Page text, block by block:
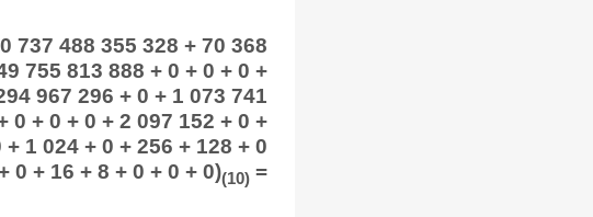
737 488 355 328 + 70 368
755 813 888 + 0 + 0 + 0 +
967 296 + 0 + 1 073 741
0 + 0 + 0 + 2 097 152 + 0 +
1 024 + 0 + 256 + 128 + 0
0 + 16 + 8 + 0 + 0 + 0)(10)=